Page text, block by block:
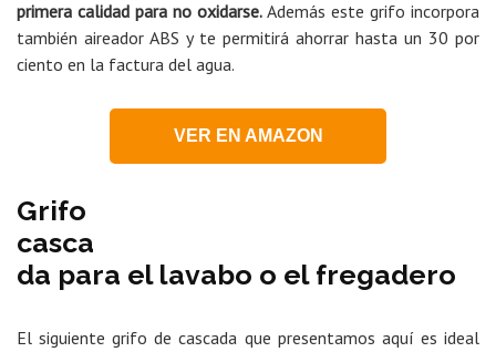
primera calidad para no oxidarse. Además este grifo incorpora
también aireador ABS y te permitirá ahorrar hasta un 30 por
ciento en la factura del agua.
VER EN AMAZON
Grifo
casca
da para el lavabo o el fregadero
El siguiente grifo de cascada que presentamos aquí es ideal